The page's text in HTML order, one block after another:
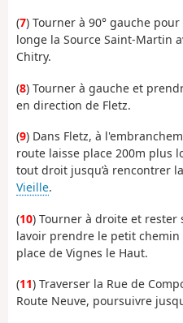
(7) Tourner à 90° gauche
longe la Source Saint-Martin
Chitry.
(8) Tourner à gauche et
en direction de Fletz.
(9) Dans Fletz, à
route laisse place 200m plus
tout droit jusqu’à rencontrer
Vieille.
(10) Tourner à droite et rester
lavoir prendre le petit chemin
place de Vignes le Haut.
(11) Traverser la Rue de
Route Neuve, poursuivre